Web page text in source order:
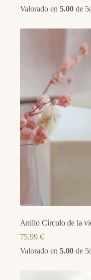
Valorado en 5.00 de 5
Anillo Círculo de la
75,99 €
Valorado en 5.00 de 5